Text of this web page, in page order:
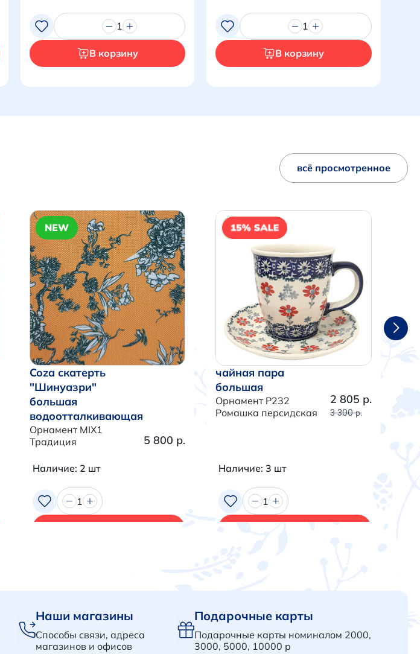
1
В корзину
1
В корзину
всё просмотренное
NEW
Coza скатерть
"Шинуазри"
большая
водоотталкивающая
Орнамент MIX1
Традиция
5 800 р.
Наличие: 2 шт
1
NEW
чайная пара
большая
Орнамент P232
Ромашка персидская
2 805 р.
3 300 р.
Наличие: 3 шт
1
Наши магазины
Способы связи, адреса
магазинов и офисов
Подарочные карты
Подарочные карты номиналом 2000,
3000, 5000, 10000 р